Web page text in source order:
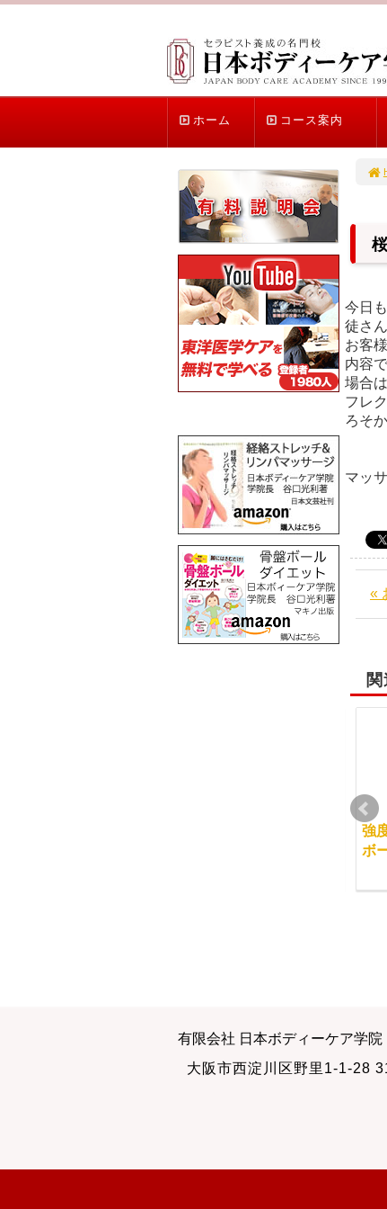
ホーム コース案内
今日
徒さ
お客
内容
場合
フレ
ろそ
マッ
«
強
ボ
練習会がありました
有限会社 日本ボディーケア学院
大阪市西淀川区野里1-1-28